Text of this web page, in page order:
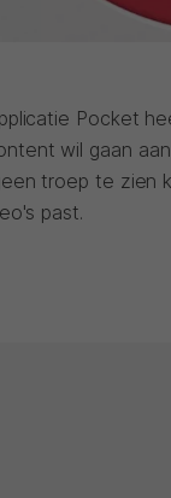
Pocket
wil gaan
troep te zien
past.